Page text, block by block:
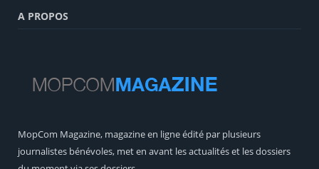
A PROPOS
MopCom Magazine, magazine en ligne édité par plusieurs
journalistes bénévoles, met en avant les actualités et les dossiers